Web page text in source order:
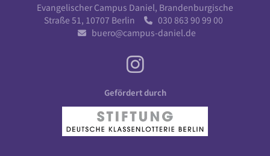
Evangelischer Campus Daniel, Brandenburgische
Straße 51, 10707 Berlin
030 863 90 99 00
 buero@campus-daniel.de
Gefördert durch